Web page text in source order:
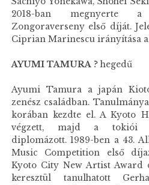
2018-ban megnyerte
Zongoraverseny első díját.
Ciprian Marinescu irányítása
AYUMI TAMURA ? hegedű
Ayumi Tamura a japán
zenész családban.
korában kezdte el. A Kyoto
végzett, majd a tokiói
diplomázott. 1989-ben a 43.
Music Competition első
Kyoto City New Artist Award
keresztül tanulhatott